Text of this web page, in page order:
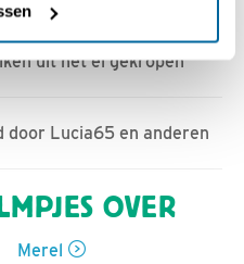
|
uit het ei gekropen
door Lucia65 en anderen
OVER
Merel